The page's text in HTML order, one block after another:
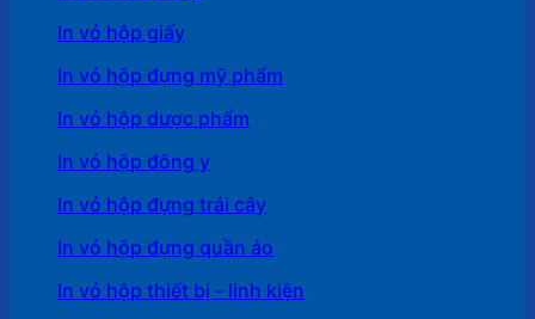
In vỏ hộp giấy
In vỏ hộp đựng mỹ phẩm
In vỏ hộp dược phẩm
In vỏ hộp đông y
In vỏ hộp đựng trái cây
In vỏ hộp đựng quần áo
In vỏ hộp thiết bị - linh kiện